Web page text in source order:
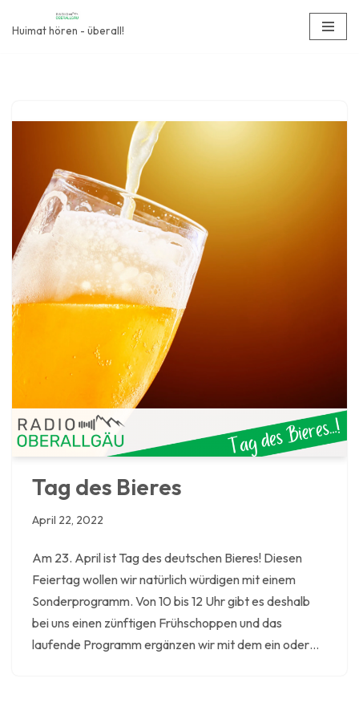
Huimat hören - überall!
Tag des Bieres
April 22, 2022
Am 23. April ist Tag des deutschen Bieres! Diesen
Feiertag wollen wir natürlich würdigen mit einem
Sonderprogramm. Von 10 bis 12 Uhr gibt es deshalb
bei uns einen zünftigen Frühschoppen und das
laufende Programm ergänzen wir mit dem ein oder…